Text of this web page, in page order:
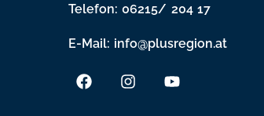
Telefon: 06215/ 204 17
E-Mail: info@plusregion.at